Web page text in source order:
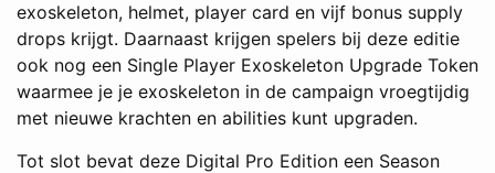
exoskeleton, helmet, player card en vijf bonus supply
drops krijgt. Daarnaast krijgen spelers bij deze editie
ook nog een Single Player Exoskeleton Upgrade Token
waarmee je je exoskeleton in de campaign vroegtijdig
met nieuwe krachten en abilities kunt upgraden.
Tot slot bevat deze Digital Pro Edition een Season